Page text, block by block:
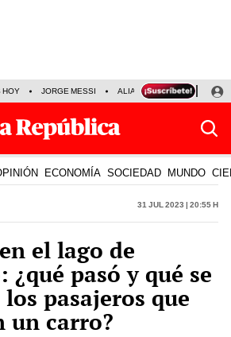
HOY JORGE MESSI ALIANZA LIMA VS SPORT
ECONOMÍA SOCIEDAD MUNDO
31 Jul 2023 | 20:55 h
el lago de
¿qué pasó y qué se
los pasajeros que
un carro?